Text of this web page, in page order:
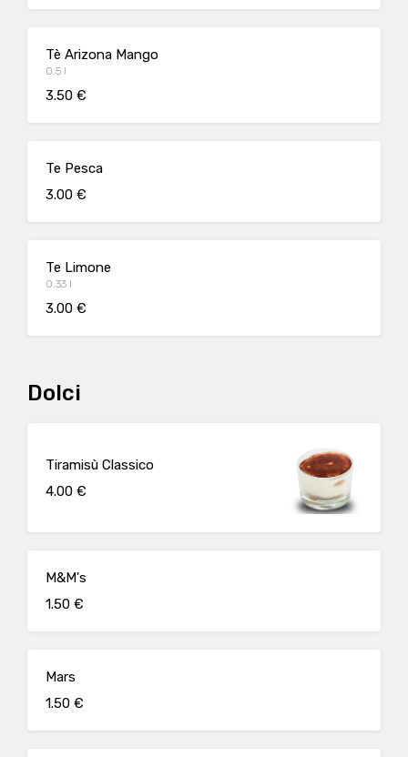
Tè Arizona Mango
0.5 l
3.50 €
Te Pesca
3.00 €
Te Limone
0.33 l
3.00 €
Dolci
Tiramisù Classico
4.00 €
M&M's
1.50 €
Mars
1.50 €